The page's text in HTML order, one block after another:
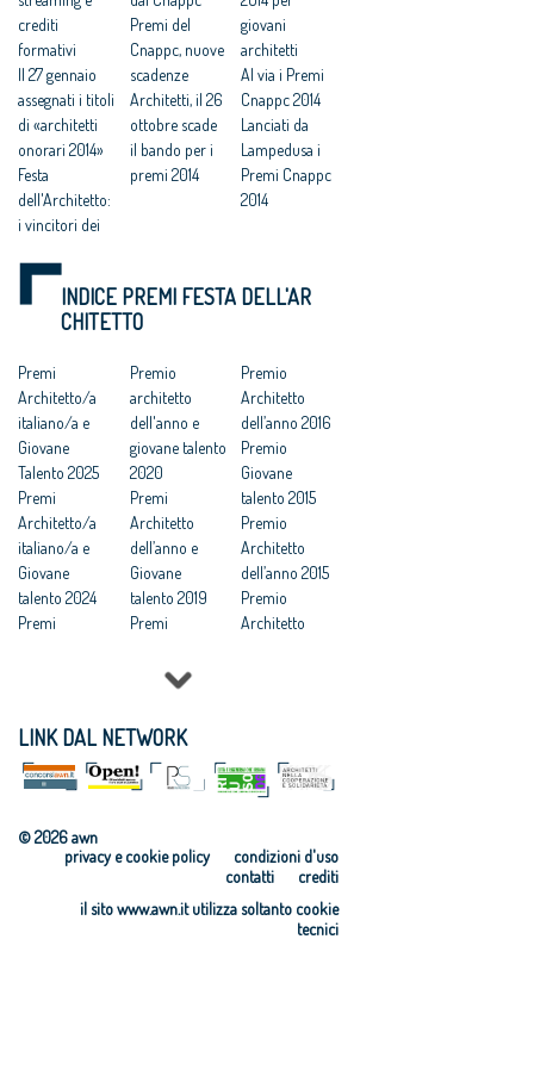
crediti
formativi
Il 27 gennaio
assegnati i titoli
di «architetti
onorari 2014»
Festa
dell'Architetto:
i vincitori dei
Premi del
Cnappc, nuove
scadenze
Architetti, il 26
ottobre scade
il bando per i
premi 2014
giovani
architetti
Al via i Premi
Cnappc 2014
Lanciati da
Lampedusa i
Premi Cnappc
2014
INDICE PREMI FESTA DELL'AR
CHITETTO
Premi
Architetto/a
italiano/a e
Giovane
Talento 2025
Premi
Architetto/a
italiano/a e
Giovane
talento 2024
Premi
Premi
Architetto/a
italiano/a e
talento 2022
Architetto/a
Premio
architetto
dell'anno e
giovane talento
2020
Premi
Architetto
dell’anno e
Giovane
talento 2019
Premi
dell’anno e
Premi
Architetto
dell’anno e
talento 2017
Premio
Premio
Architetto
dell’anno 2016
Premio
Giovane
talento 2015
Premio
Architetto
dell’anno 2015
Premio
Architetto
Architetto
dell’anno 2013
LINK DAL NETWORK
© 2026 awn
condizioni d'uso
privacy e cookie policy
crediti
contatti
il sito www.awn.it utilizza soltanto cookie
tecnici